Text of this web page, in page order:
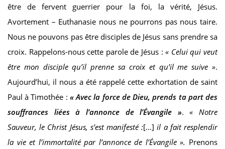
être de fervent guerrier pour la foi, la vérité, Jésus.
Avortement – Euthanasie nous ne pourrons pas nous taire.
Nous ne pouvons pas être disciples de Jésus sans prendre sa
croix. Rappelons-nous cette parole de Jésus :« Celui qui veut
être mon disciple qu’il prenne sa croix et qu’il me suive ».
Aujourd’hui, il nous a été rappelé cette exhortation de saint
Paul à Timothée : « Avec la force de Dieu, prends ta part des
souffrances liées à l’annonce de l’Évangile ».« Notre
Sauveur, le Christ Jésus, s’est manifesté :[…] il a fait resplendir
la vie et l’immortalité par l’annonce de l’Évangile ». Prenons